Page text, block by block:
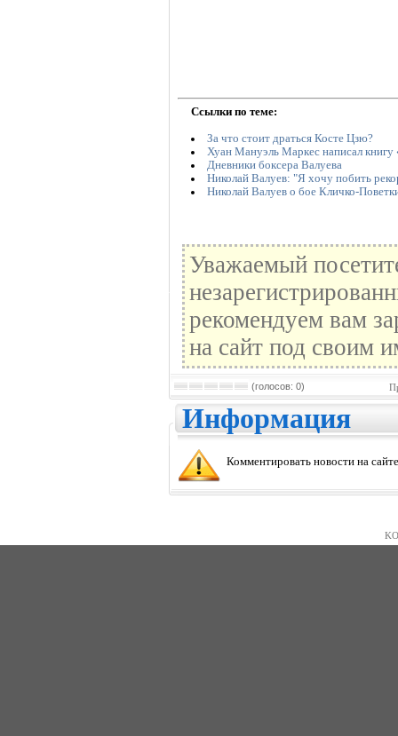
Ссылки по теме:
За что стоит драться Косте Цзю?
Хуан Мануэль Маркес написал книгу
Дневники боксера Валуева
Николай Валуев: "Я хочу побить
Николай Валуев о бое Кличко-
Уважаемый
рекомендуем вам
на сайт под своим
(голосов: 0)
Информация
Комментировать новости на